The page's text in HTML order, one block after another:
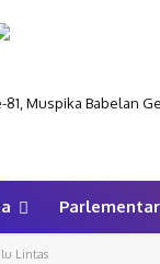
81, Muspika Babelan
Lintas